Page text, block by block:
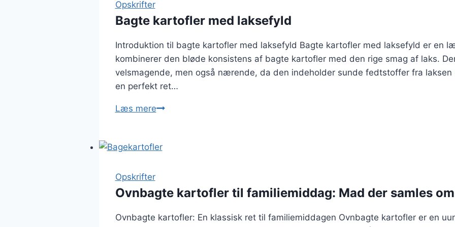
Opskrifter
Bagte kartofler med laksefyld
Introduktion til bagte kartofler med laksefyld Bagte kartofler med laksefyld er en
kombinerer den bløde konsistens af bagte kartofler med den rige smag af laks.
velsmagende, men også nærende, da den indeholder sunde fedtstoffer fra
en perfekt ret…
Læs mereBagte
laksefyld
Opskrifter
Ovnbagte kartofler til familiemiddag: Mad der samles
Ovnbagte kartofler: En klassisk ret til familiemiddagen Ovnbagte kartofler er en